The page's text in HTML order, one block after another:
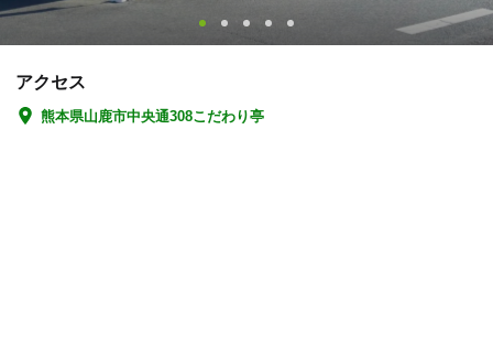
アクセス
熊本県山鹿市中央通308こだわり亭